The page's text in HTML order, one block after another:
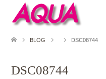
BLOG DSC08744
DSC08744